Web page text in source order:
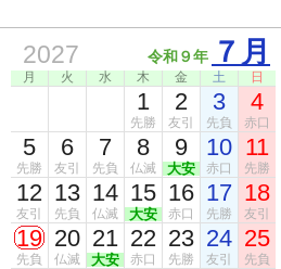
2027 令和９年 ７月
月 火 水 木 金 土 日
1
先勝
2
友引
3
先負
4
赤口
5
先勝
6
友引
7
先負
8
仏滅
9
大安
10
赤口
11
先勝
12
友引
13
先負
14
仏滅
15
大安
16
赤口
17
先勝
18
友引
19
先負
20
仏滅
21
大安
22
赤口
23
先勝
24
友引
25
先負